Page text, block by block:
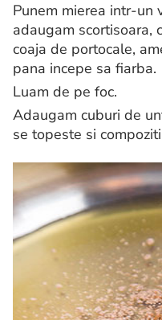
Punem mierea intr-un
adaugam scortisoara,
coaja de portocale,
pana incepe sa fiarba.
Luam de pe foc.
Adaugam cuburi de
se topeste si